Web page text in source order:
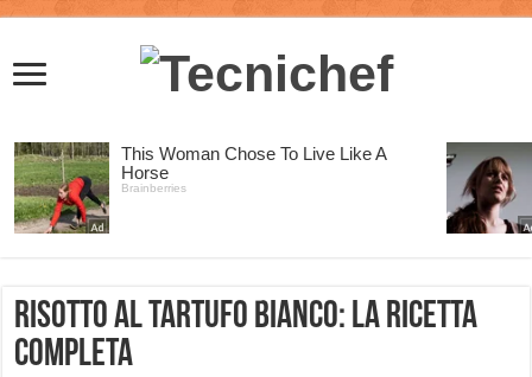
Risotto al tartufo bianco: la ricetta
completa